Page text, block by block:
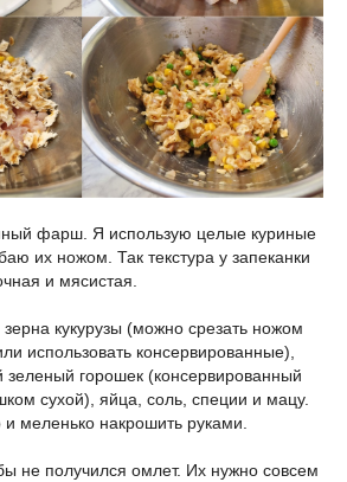
фарш. Я использую целые куриные
их ножом. Так текстура у запеканки
и мясистая.
кукурузы (можно срезать ножом
использовать консервированные),
горошек (консервированный
сухой), яйца, соль, специи и мацу.
меленько накрошить руками.
не получился омлет. Их нужно совсем